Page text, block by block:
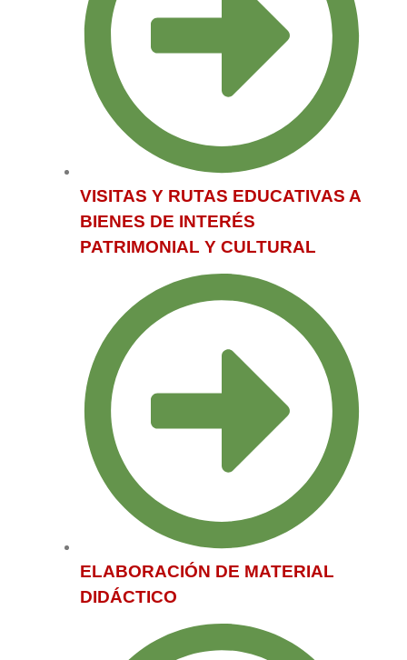
VISITAS Y RUTAS EDUCATIVAS A
BIENES DE INTERÉS
PATRIMONIAL Y CULTURAL
ELABORACIÓN DE MATERIAL
DIDÁCTICO